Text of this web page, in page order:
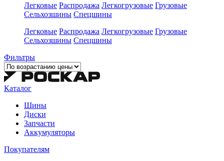
Легковые Распродажа Легкогрузовые Грузовые
Сельхозшины Спецшины
Легковые Распродажа Легкогрузовые Грузовые
Сельхозшины Спецшины
Фильтры
Каталог
Шины
Диски
Запчасти
Аккумуляторы
Покупателям